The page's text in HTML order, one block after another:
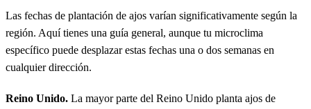
Las fechas de plantación de ajos varían significativamente según la
región. Aquí tienes una guía general, aunque tu microclima
específico puede desplazar estas fechas una o dos semanas en
cualquier dirección.
Reino Unido. La mayor parte del Reino Unido planta ajos de